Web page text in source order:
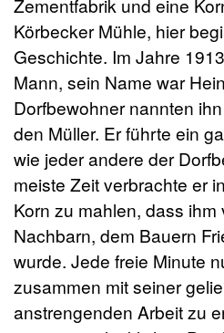
Zementfabrik und eine
Körbecker Mühle, hier
Geschichte. Im Jahre
Mann, sein Name war
Dorfbewohner nannten
den Müller. Er führte ein
wie jeder andere der
meiste Zeit verbrachte er
Korn zu mahlen, dass ihm
Nachbarn, dem Bauern
wurde. Jede freie Minute
zusammen mit seiner
anstrengenden Arbeit zu